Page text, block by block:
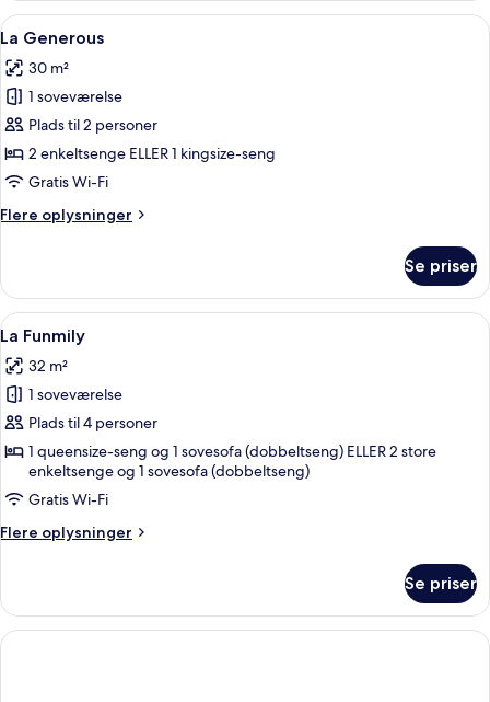
Top
Indlæs
alle
billeder
af
La
Generous
Et hotelværelse med en stor seng,
6
La Generous
30 m²
1 soveværelse
Plads til 2 personer
2 enkeltsenge ELLER 1 kingsize-seng
Gratis Wi-Fi
Flere oplysninger
Flere
Generous
Se priser
Indlæs
alle
billeder
af
La
Funmily
Et moderne hotelværelse med en
8
La Funmily
32 m²
1 soveværelse
Plads til 4 personer
1 queensize-seng og 1 sovesofa (dobbeltseng) ELLER 2 store
enkeltsenge og 1 sovesofa (dobbeltseng)
Gratis Wi-Fi
Flere oplysninger
Flere
Funmily
Se priser